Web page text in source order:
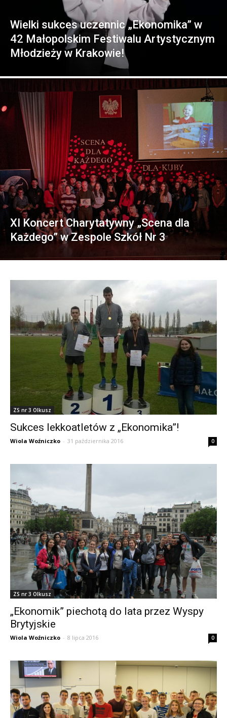
Wielki sukces uczennic „Ekonomika” w
42 Małopolskim Festiwalu Artystycznym
Młodzieży w Krakowie!
XI Koncert Charytatywny „Scena dla
Każdego” w Zespole Szkół Nr 3
ZS nr 3 Olkusz
Sukces lekkoatletów z „Ekonomika”!
Wiola Woźniczko - 31 października 2016 0
ZS nr 3 Olkusz
„Ekonomik” piechotą do lata przez Wyspy
Brytyjskie
Wiola Woźniczko - 8 lipca 2016 0